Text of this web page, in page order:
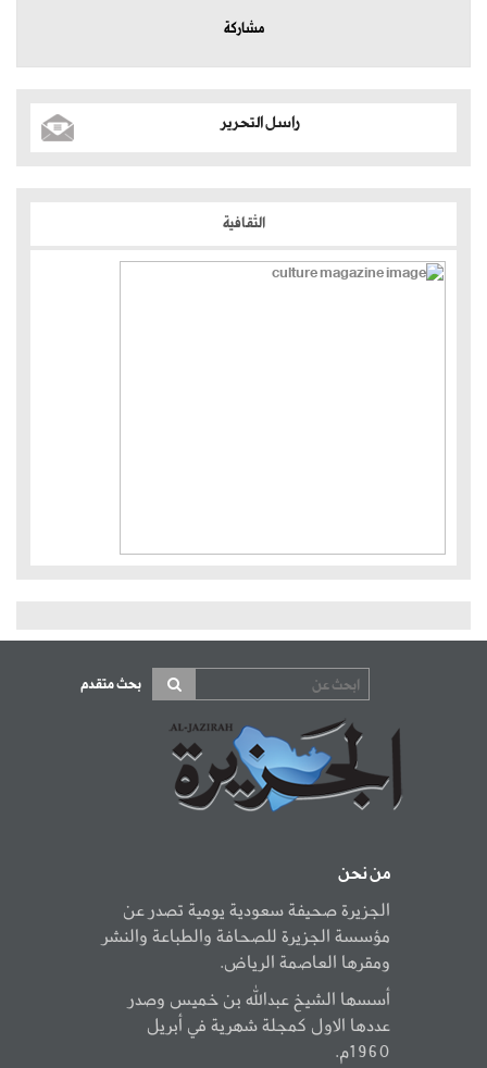
مشاركة
راسل التحرير
الثقافية
بحث متقدم
من نحن
الجزيرة صحيفة سعودية يومية تصدر عن
مؤسسة الجزيرة للصحافة والطباعة والنشر
ومقرها العاصمة الرياض.
أسسها الشيخ عبدالله بن خميس وصدر
عددها الاول كمجلة شهرية في أبريل
1960م.